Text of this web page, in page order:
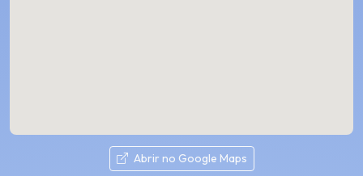
Abrir no Google Maps